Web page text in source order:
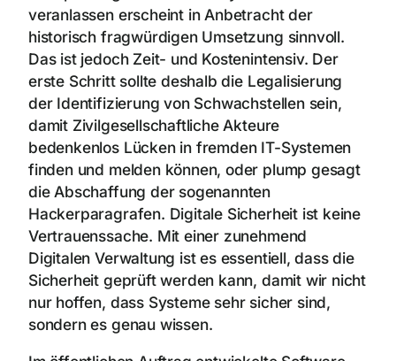
veranlassen erscheint in Anbetracht der
historisch fragwürdigen Umsetzung sinnvoll.
Das ist jedoch Zeit- und Kostenintensiv. Der
erste Schritt sollte deshalb die Legalisierung
der Identifizierung von Schwachstellen sein,
damit Zivilgesellschaftliche Akteure
bedenkenlos Lücken in fremden IT-Systemen
finden und melden können, oder plump gesagt
die Abschaffung der sogenannten
Hackerparagrafen. Digitale Sicherheit ist keine
Vertrauenssache. Mit einer zunehmend
Digitalen Verwaltung ist es essentiell, dass die
Sicherheit geprüft werden kann, damit wir nicht
nur hoffen, dass Systeme sehr sicher sind,
sondern es genau wissen.